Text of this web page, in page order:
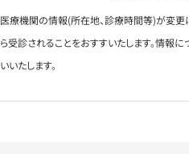
医療機関の情報(所在地、診療時間等)が変更
ら受診されることをおすすいたします。情報
いいたします。